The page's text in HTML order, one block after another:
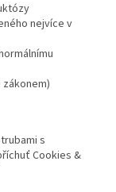
nejvíce v
s
Cookies &